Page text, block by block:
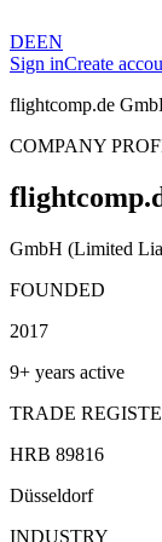
DEEN
Sign inCreate
flightcomp.de
COMPANY
GmbH (Limited
FOUNDED
2017
9+ years active
TRADE
HRB 89816
Düsseldorf
INDUSTRY